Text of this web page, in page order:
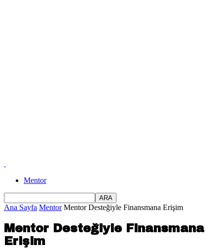
Mentor
Ana Sayfa Mentor Mentor Desteğiyle Finansmana Erişim
Mentor Desteğiyle Finansmana
Erişim